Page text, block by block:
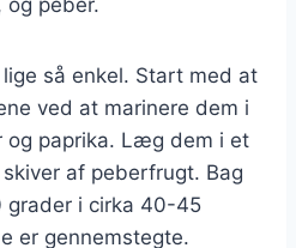
peber.
så enkel. Start med at
ved at marinere dem i
og paprika. Læg dem i et
af peberfrugt. Bag
grader i cirka 40-45
er gennemstegte.